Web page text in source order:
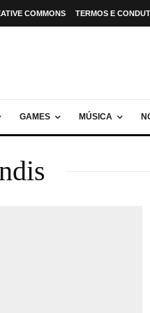
COMMONS TERMOS E
GAMES MÚSICA